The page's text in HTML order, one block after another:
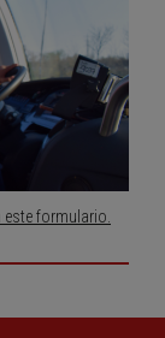
este formulario.